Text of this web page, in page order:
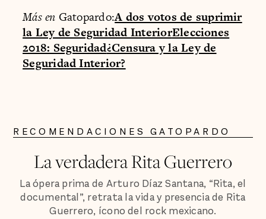
Más en Gatopardo:A dos votos de suprimir
la Ley de Seguridad InteriorElecciones
2018: Seguridad¿Censura y la Ley de
Seguridad Interior?
RECOMENDACIONES GATOPARDO
La verdadera Rita Guerrero
La ópera prima de Arturo Díaz Santana, “Rita, el
documental”, retrata la vida y presencia de Rita
Guerrero, ícono del rock mexicano.